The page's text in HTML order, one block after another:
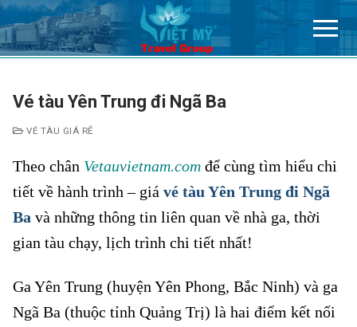
Chuyển
đến
nội
Vé tàu Yên Trung đi Ngã Ba
VÉ TÀU GIÁ RẺ
Theo chân Vetauvietnam.com để cùng tìm hiểu chi
tiết về hành trình – giá vé tàu Yên Trung đi Ngã
Ba và những thông tin liên quan về nhà ga, thời
gian tàu chạy, lịch trình chi tiết nhất!
Ga Yên Trung (huyện Yên Phong, Bắc Ninh) và ga
Ngã Ba (thuộc tỉnh Quảng Trị) là hai điểm kết nối